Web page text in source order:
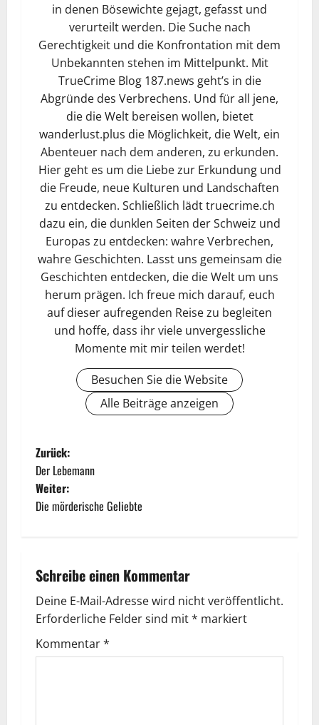
in denen Bösewichte gejagt, gefasst und
verurteilt werden. Die Suche nach
Gerechtigkeit und die Konfrontation mit dem
Unbekannten stehen im Mittelpunkt. Mit
TrueCrime Blog 187.news geht’s in die
Abgründe des Verbrechens. Und für all jene,
die die Welt bereisen wollen, bietet
wanderlust.plus die Möglichkeit, die Welt, ein
Abenteuer nach dem anderen, zu erkunden.
Hier geht es um die Liebe zur Erkundung und
die Freude, neue Kulturen und Landschaften
zu entdecken. Schließlich lädt truecrime.ch
dazu ein, die dunklen Seiten der Schweiz und
Europas zu entdecken: wahre Verbrechen,
wahre Geschichten. Lasst uns gemeinsam die
Geschichten entdecken, die die Welt um uns
herum prägen. Ich freue mich darauf, euch
auf dieser aufregenden Reise zu begleiten
und hoffe, dass ihr viele unvergessliche
Momente mit mir teilen werdet!
Besuchen Sie die Website
Alle Beiträge anzeigen
Zurück:
Der Lebemann
Weiter:
Die mörderische Geliebte
Schreibe einen Kommentar
Deine E-Mail-Adresse wird nicht veröffentlicht.
Erforderliche Felder sind mit* markiert
Kommentar*